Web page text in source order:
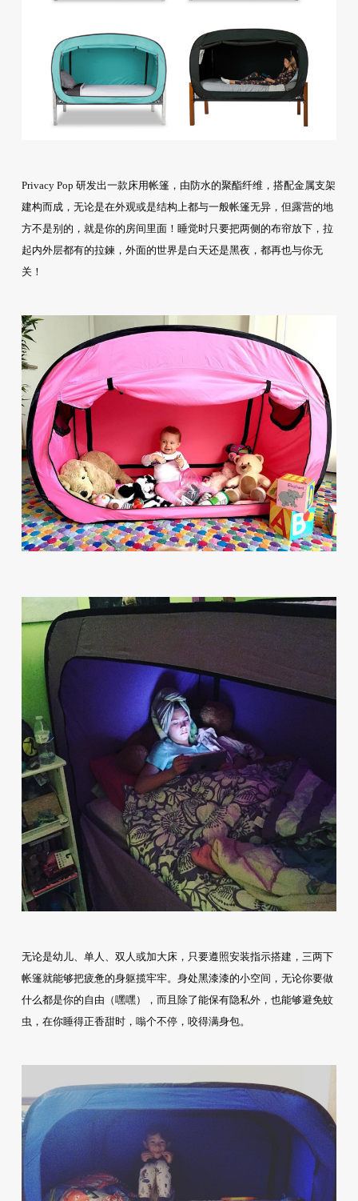
Privacy Pop 研发出一款床用帐篷，由防水的聚酯纤维，搭配金属支架
建构而成，无论是在外观或是结构上都与一般帐篷无异，但露营的地
方不是别的，就是你的房间里面！睡觉时只要把两侧的布帘放下，拉
起内外层都有的拉鍊，外面的世界是白天还是黑夜，都再也与你无
关！
无论是幼儿、单人、双人或加大床，只要遵照安装指示搭建，三两下
帐篷就能够把疲惫的身躯揽牢牢。身处黑漆漆的小空间，无论你要做
什么都是你的自由（嘿嘿），而且除了能保有隐私外，也能够避免蚊
虫，在你睡得正香甜时，嗡个不停，咬得满身包。